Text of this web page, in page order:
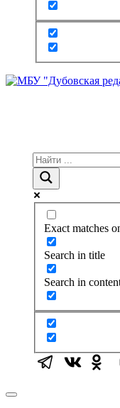
Exact matches
Search in title
Search in